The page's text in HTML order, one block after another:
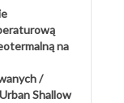
na
/
Shallow